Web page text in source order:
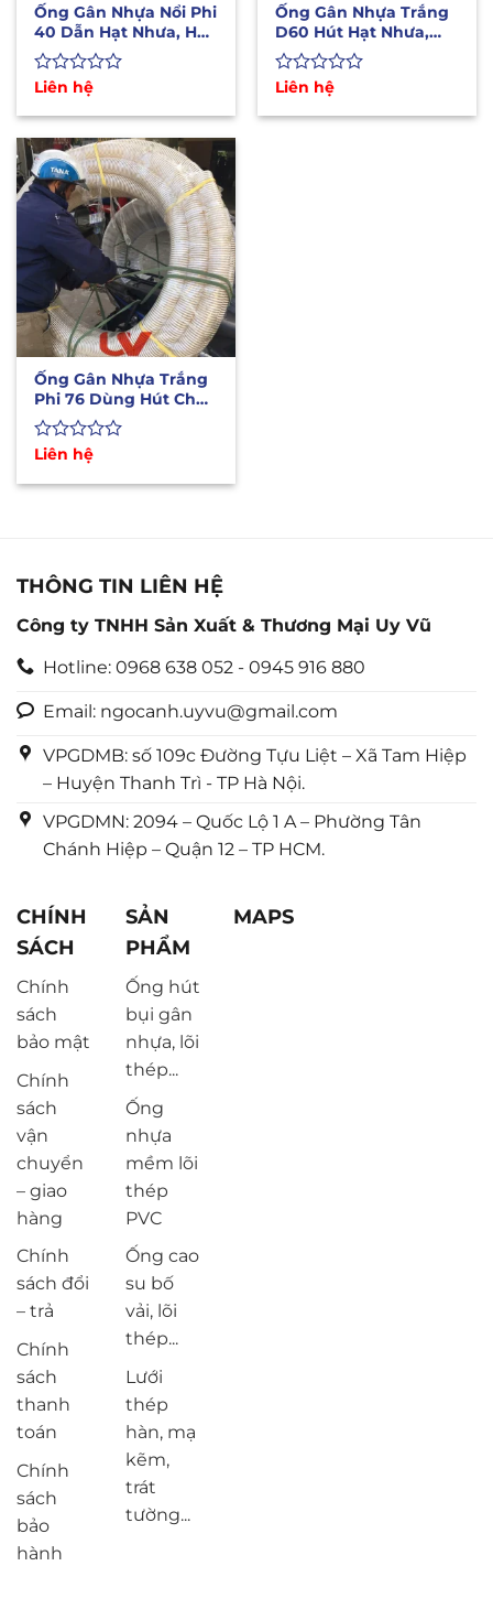
Ống Gân Nhựa Nổi Phi
40 Dẫn Hạt Nhưa, Hút
Chân Không
Được
hạng
0
5
sao
Liên hệ
Ống Gân Nhựa Trắng
D60 Hút Hạt Nhưa,
Chân Không, Hút Liệu
Được
hạng
Liên hệ
Ống Gân Nhựa Trắng
Phi 76 Dùng Hút Chân
Không, Hút Liệu
Được
hạng
Liên hệ
THÔNG TIN LIÊN HỆ
Công ty TNHH Sản Xuất & Thương Mại Uy Vũ
Hotline: 0968 638 052 - 0945 916 880
Email: ngocanh.uyvu@gmail.com
VPGDMB: số 109c Đường Tựu Liệt – Xã Tam Hiệp
– Huyện Thanh Trì - TP Hà Nội.
VPGDMN: 2094 – Quốc Lộ 1 A – Phường Tân
Chánh Hiệp – Quận 12 – TP HCM.
CHÍNH
SÁCH
Chính
sách
bảo mật
Chính
sách
vận
chuyển
– giao
hàng
Chính
sách đổi
– trả
Chính
sách
thanh
toán
Chính
sách
bảo
hành
SẢN
PHẨM
Ống hút
bụi gân
nhựa, lõi
thép...
Ống
nhựa
mềm lõi
thép
PVC
Ống cao
su bố
vải, lõi
thép...
Lưới
thép
hàn, mạ
kẽm,
trát
tường...
MAPS